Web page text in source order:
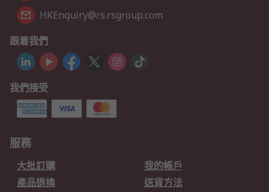
HKEnquiry@rs.rsgroup.com
跟着我們
我們接受
服務
大批訂購
我的帳戶
產品退換
送貨方法